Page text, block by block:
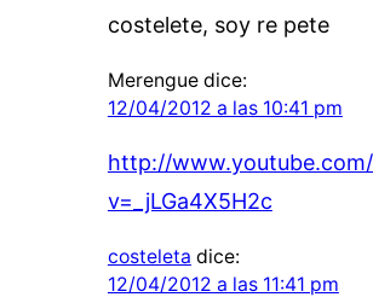
costelete, soy re pete
Merengue dice:
12/04/2012 a las 10:41 pm
http://
v=_jLGa4X5H2c
costeleta dice:
12/04/2012 a las 11:41 pm